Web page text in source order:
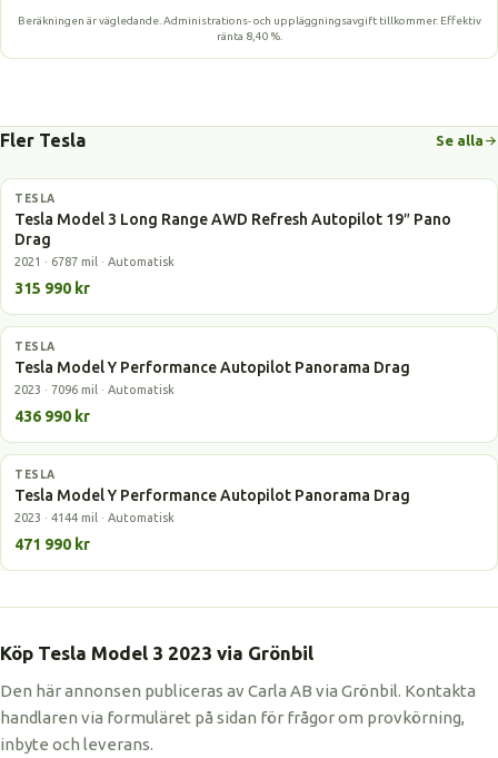
Beräkningen är vägledande. Administrations- och uppläggningsavgift tillkommer. Effektiv
ränta 8,40 %.
Fler Tesla Se alla
Elbil
TESLA
Tesla Model 3 Long Range AWD Refresh Autopilot 19″ Pano
Drag
2021 · 6787 mil · Automatisk
315 990 kr
Elbil
TESLA
Tesla Model Y Performance Autopilot Panorama Drag
2023 · 7096 mil · Automatisk
436 990 kr
Elbil
TESLA
Tesla Model Y Performance Autopilot Panorama Drag
2023 · 4144 mil · Automatisk
471 990 kr
Köp Tesla Model 3 2023 via Grönbil
Den här annonsen publiceras av Carla AB via Grönbil. Kontakta
handlaren via formuläret på sidan för frågor om provkörning,
inbyte och leverans.